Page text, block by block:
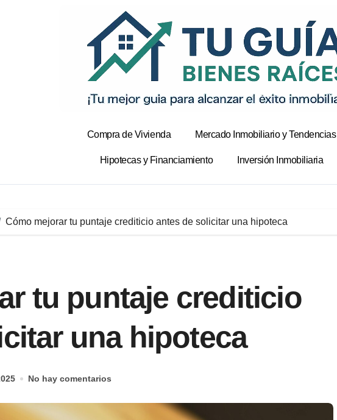
Compra de Vivienda Mercado Inmobiliario y Tendencias
Hipotecas y Financiamiento Inversión Inmobiliaria
Cómo mejorar tu puntaje crediticio antes de solicitar una hipoteca
tu puntaje crediticio
una hipoteca
No hay comentarios